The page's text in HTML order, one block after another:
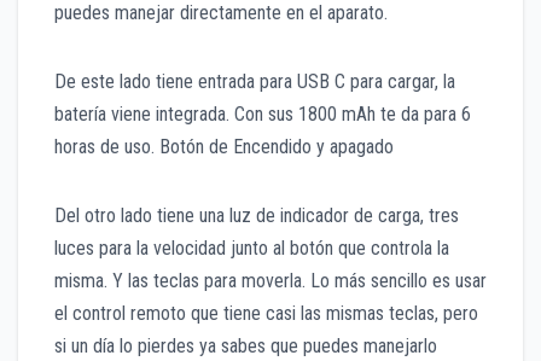
puedes manejar directamente en el aparato.
De este lado tiene entrada para USB C para cargar, la
batería viene integrada. Con sus 1800 mAh te da para 6
horas de uso. Botón de Encendido y apagado
Del otro lado tiene una luz de indicador de carga, tres
luces para la velocidad junto al botón que controla la
misma. Y las teclas para moverla. Lo más sencillo es usar
el control remoto que tiene casi las mismas teclas, pero
si un día lo pierdes ya sabes que puedes manejarlo